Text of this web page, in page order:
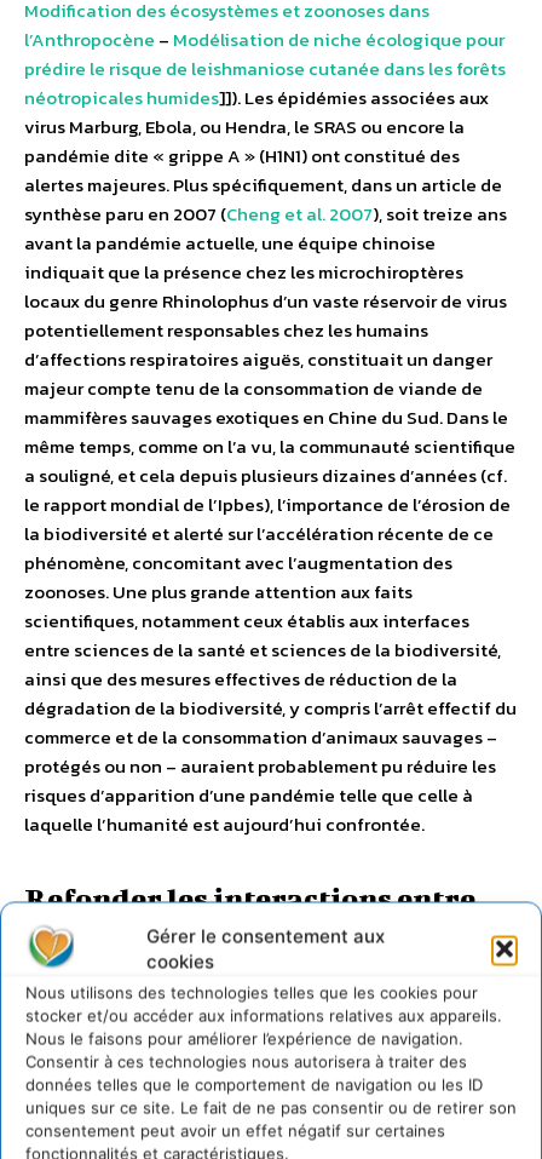
Gérer le consentement aux
cookies
Nous utilisons des technologies telles que les cookies pour
stocker et/ou accéder aux informations relatives aux appareils.
Nous le faisons pour améliorer l’expérience de navigation.
Consentir à ces technologies nous autorisera à traiter des
données telles que le comportement de navigation ou les ID
uniques sur ce site. Le fait de ne pas consentir ou de retirer son
consentement peut avoir un effet négatif sur certaines
fonctionnalités et caractéristiques.
Modification des écosystèmes et zoonoses dans
l’Anthropocène – Modélisation de niche écologique pour
prédire le risque de leishmaniose cutanée dans les forêts
néotropicales humides]]). Les épidémies associées aux
virus Marburg, Ebola, ou Hendra, le SRAS ou encore la
pandémie dite « grippe A » (H1N1) ont constitué des
alertes majeures. Plus spécifiquement, dans un article de
synthèse paru en 2007 (Cheng et al. 2007), soit treize ans
avant la pandémie actuelle, une équipe chinoise
indiquait que la présence chez les microchiroptères
locaux du genre Rhinolophus d’un vaste réservoir de virus
potentiellement responsables chez les humains
d’affections respiratoires aiguës, constituait un danger
majeur compte tenu de la consommation de viande de
mammifères sauvages exotiques en Chine du Sud. Dans le
même temps, comme on l’a vu, la communauté scientifique
a souligné, et cela depuis plusieurs dizaines d’années (cf.
le rapport mondial de l’Ipbes), l’importance de l’érosion de
la biodiversité et alerté sur l’accélération récente de ce
phénomène, concomitant avec l’augmentation des
zoonoses. Une plus grande attention aux faits
scientifiques, notamment ceux établis aux interfaces
entre sciences de la santé et sciences de la biodiversité,
ainsi que des mesures effectives de réduction de la
dégradation de la biodiversité, y compris l’arrêt effectif du
commerce et de la consommation d’animaux sauvages –
protégés ou non – auraient probablement pu réduire les
risques d’apparition d’une pandémie telle que celle à
laquelle l’humanité est aujourd’hui confrontée.
Refonder les interactions entre
les populations humaines et la
biodiversité
Des pandémies analogues se reproduiront si la logique
des interactions actuelles entre les populations humaines
et la biodiversité n’est pas fondamentalement remise en
cause. Comme l’a souligné l’Ipbes en 2019, ces interactions